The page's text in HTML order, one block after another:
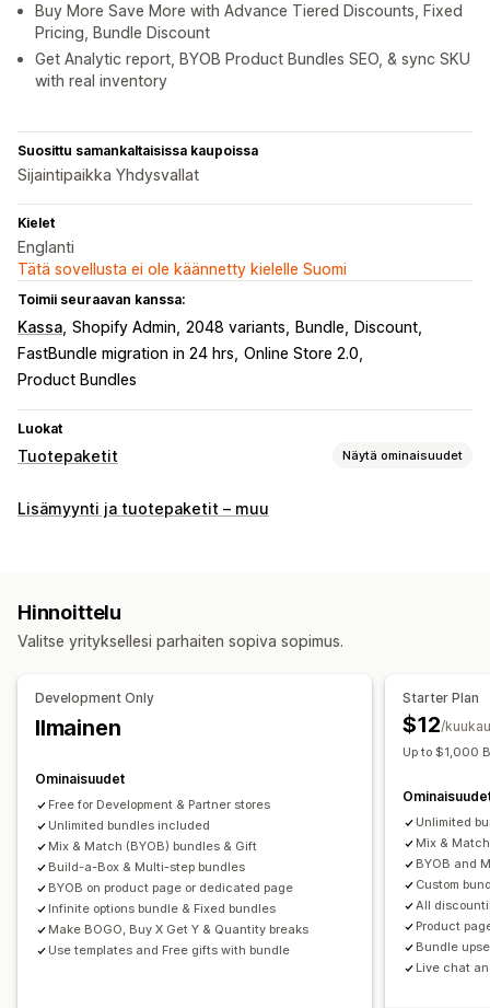
Buy More Save More with Advance Tiered Discounts, Fixed
Pricing, Bundle Discount
Get Analytic report, BYOB Product Bundles SEO, & sync SKU
with real inventory
Suosittu samankaltaisissa kaupoissa
Sijaintipaikka Yhdysvallat
Kielet
Englanti
Tätä sovellusta ei ole käännetty kielelle Suomi
Toimii seuraavan kanssa:
Kassa Shopify Admin 2048 variants Bundle
Discount
FastBundle migration in 24 hrs Online Store 2.0
Product Bundles
Luokat
Tuotepaketit Näytä ominaisuudet
Tuotepakettityypit
Mysteerilaatikot
Lisämyyntipaketit
Ristiinmyyntipaketit
Digitaaliset tuotteet
Mukautetut tuotepaketit
Hinnoitteluvaihtoehdot
Kiinteä hinnoittelu Porrastettu hinnoittelu
Määräalennukset Alennukset
Kiinteät alennukset
Prosenttialennukset
Korialennukset
Ilmainen toimitus Kaksi yhden hinnalla
Tukkuhinnoittelu Dynaaminen hinnoittelu
Mukautettu hinnoittelu
Lisämyynti ja tuotepaketit – muu
Hinnoittelu
Valitse yrityksellesi parhaiten sopiva sopimus.
Development Only
Ilmainen
Ominaisuudet
Free for Development & Partner stores
Unlimited bundles included
Mix & Match (BYOB) bundles & Gift
Build-a-Box & Multi-step bundles
BYOB on product page or dedicated page
Infinite options bundle & Fixed bundles
Make BOGO, Buy X Get Y & Quantity breaks
Use templates and Free gifts with bundle
Starter Plan
$12/
Up to $1,000
Unlimited
Mix &
BYOB and
Custom
All
Product
Bundle
Live chat